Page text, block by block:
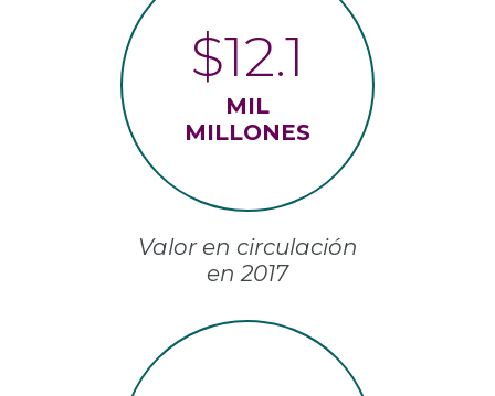
$12.1
MIL
MILLONES
Valor en circulación
en 2017